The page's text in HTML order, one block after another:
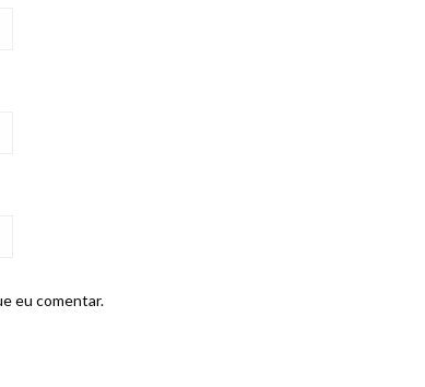
eu comentar.